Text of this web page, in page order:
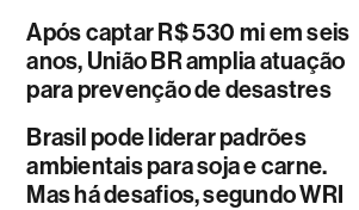
Após captar R$ 530 mi em seis
anos, União BR amplia atuação
para prevenção de desastres
Brasil pode liderar padrões
ambientais para soja e carne.
Mas há desafios, segundo WRI